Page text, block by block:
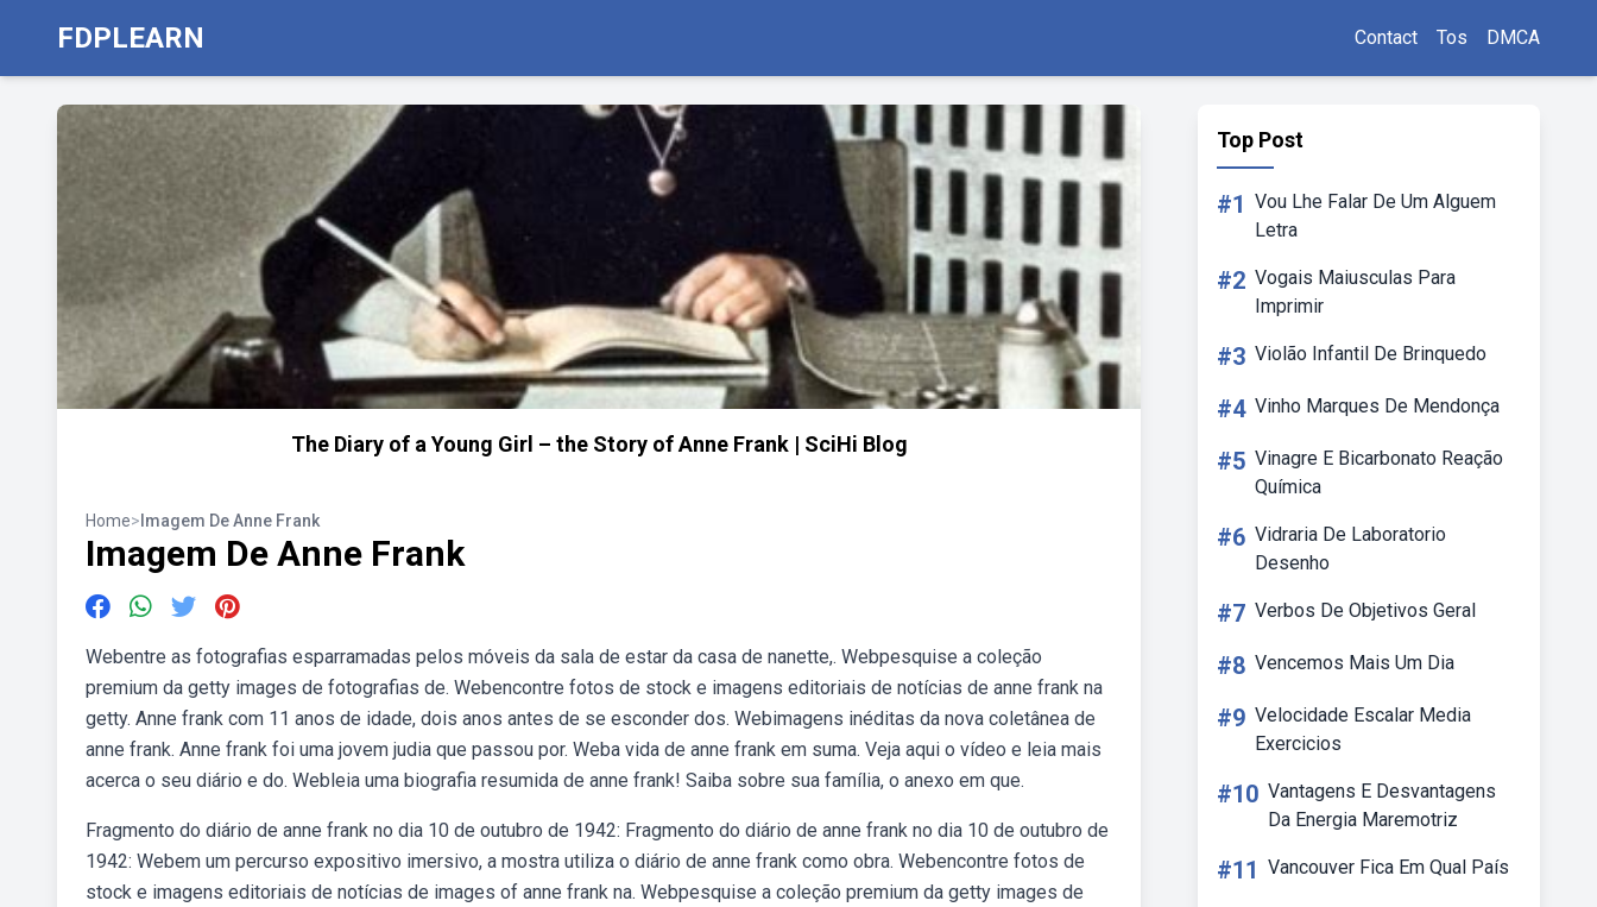
FDPLEARN Contact Tos DMCA
The Diary of a Young Girl – the Story of Anne Frank | SciHi Blog
Home> Imagem De Anne Frank
Imagem De Anne Frank
Webentre as fotografias esparramadas pelos móveis da sala de estar da casa de nanette,. Webpesquise a coleção
premium da getty images de fotografias de. Webencontre fotos de stock e imagens editoriais de notícias de anne frank na
getty. Anne frank com 11 anos de idade, dois anos antes de se esconder dos. Webimagens inéditas da nova coletânea de
anne frank. Anne frank foi uma jovem judia que passou por. Weba vida de anne frank em suma. Veja aqui o vídeo e leia mais
acerca o seu diário e do. Webleia uma biografia resumida de anne frank! Saiba sobre sua família, o anexo em que.
Fragmento do diário de anne frank no dia 10 de outubro de 1942: Fragmento do diário de anne frank no dia 10 de outubro de
1942: Webem um percurso expositivo imersivo, a mostra utiliza o diário de anne frank como obra. Webencontre fotos de
stock e imagens editoriais de notícias de images of anne frank na. Webpesquise a coleção premium da getty images de
Top Post
#1 Vou Lhe Falar De Um Alguem
Letra
#2 Vogais Maiusculas Para
Imprimir
#3 Violão Infantil De Brinquedo
#4 Vinho Marques De Mendonça
#5 Vinagre E Bicarbonato Reação
Química
#6 Vidraria De Laboratorio
Desenho
#7 Verbos De Objetivos Geral
#8 Vencemos Mais Um Dia
#9 Velocidade Escalar Media
Exercicios
#10 Vantagens E Desvantagens
Da Energia Maremotriz
#11 Vancouver Fica Em Qual País